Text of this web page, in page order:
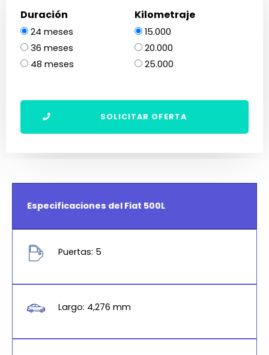
Duración
24 meses
36 meses
48 meses
Kilometraje
15.000
20.000
25.000
SOLICITAR OFERTA
Especificaciones del Fiat 500L
Puertas: 5
Largo: 4,276 mm